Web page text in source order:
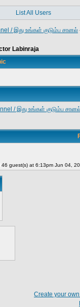
List All Users
/ இது உங்கள் குடும்ப சானல்
Labinraja
/ இது உங்கள் குடும்ப
guest(s) at 6:13pm Jun 04,
Create your